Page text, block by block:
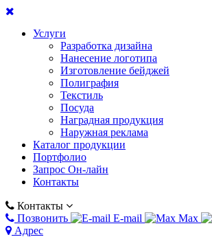
Услуги
Разработка дизайна
Нанесение логотипа
Изготовление бейджей
Полиграфия
Текстиль
Посуда
Наградная продукция
Наружная реклама
Каталог продукции
Портфолио
Запрос Он-лайн
Контакты
Контакты
Позвонить
E-mail Max
Адрес